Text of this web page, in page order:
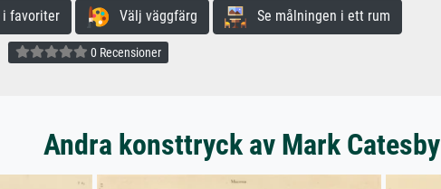
favoriter Välj väggfärg Se målningen i ett rum
0 Recensioner
Andra konsttryck av Mark Catesby